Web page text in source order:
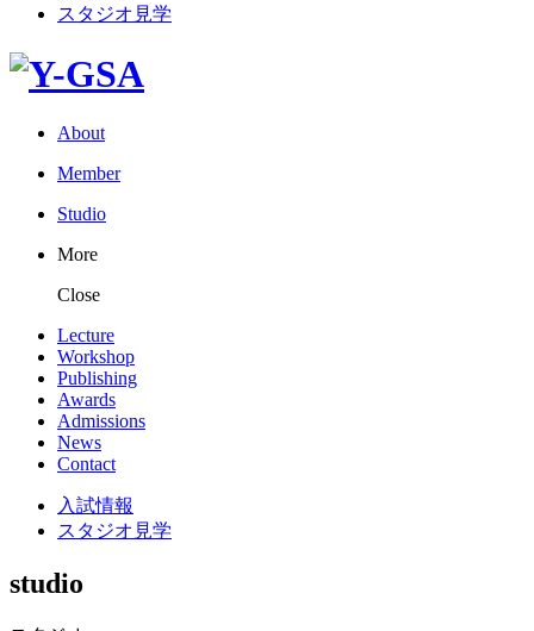
スタジオ見学
About
Member
Studio
More
Close
Lecture
Workshop
Publishing
Awards
Admissions
News
Contact
入試情報
スタジオ見学
studio